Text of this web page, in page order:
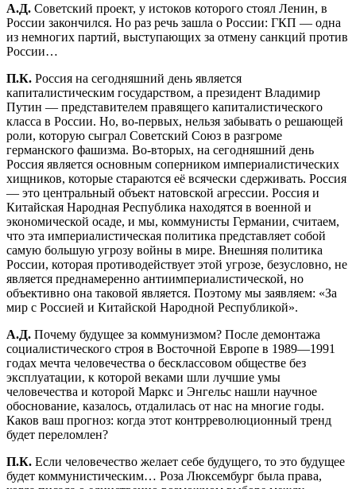
А.Д. Советский проект, у истоков которого стоял Ленин, в
России закончился. Но раз речь зашла о России: ГКП — одна
из немногих партий, выступающих за отмену санкций против
России…
П.К. Россия на сегодняшний день является
капиталистическим государством, а президент Владимир
Путин — представителем правящего капиталистического
класса в России. Но, во-первых, нельзя забывать о решающей
роли, которую сыграл Советский Союз в разгроме
германского фашизма. Во-вторых, на сегодняшний день
Россия является основным соперником империалистических
хищников, которые стараются её всячески сдерживать. Россия
— это центральный объект натовской агрессии. Россия и
Китайская Народная Республика находятся в военной и
экономической осаде, и мы, коммунисты Германии, считаем,
что эта империалистическая политика представляет собой
самую большую угрозу войны в мире. Внешняя политика
России, которая противодействует этой угрозе, безусловно, не
является преднамеренно антиимпериалистической, но
объективно она таковой является. Поэтому мы заявляем: «За
мир с Россией и Китайской Народной Республикой».
А.Д. Почему будущее за коммунизмом? После демонтажа
социалистического строя в Восточной Европе в 1989—1991
годах мечта человечества о бесклассовом обществе без
эксплуатации, к которой веками шли лучшие умы
человечества и которой Маркс и Энгельс нашли научное
обоснование, казалось, отдалилась от нас на многие годы.
Каков ваш прогноз: когда этот контрреволюционный тренд
будет переломлен?
П.К. Если человечество желает себе будущего, то это будущее
будет коммунистическим… Роза Люксембург была права,